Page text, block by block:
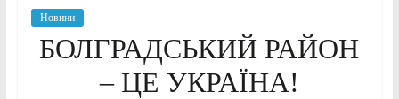
Новини
БОЛГРАДСЬКИЙ РАЙОН
– ЦЕ УКРАЇНА!